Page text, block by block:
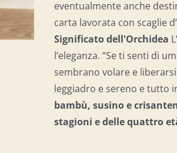
eventualmente anche
carta lavorata con scaglie
Significato dell'Orchidea
l’eleganza. “Se ti senti di
sembrano volare e
leggiadro e sereno e tutto
bambù, susino e
stagioni e delle quattro